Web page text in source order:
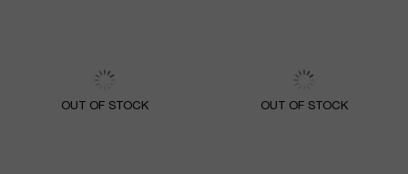
OUT OF STOCK OUT OF STOCK